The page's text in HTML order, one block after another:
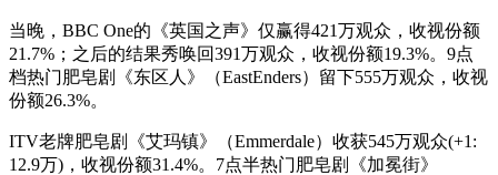
当晚，BBC One的《英国之声》仅赢得421万观众，收视份额
21.7%；之后的结果秀唤回391万观众，收视份额19.3%。9点
档热门肥皂剧《东区人》（EastEnders）留下555万观众，收视
份额26.3%。
ITV老牌肥皂剧《艾玛镇》（Emmerdale）收获545万观众(+1:
12.9万)，收视份额31.4%。7点半热门肥皂剧《加冕街》